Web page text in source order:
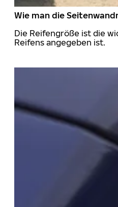
Wie man die
Die Reifengröße ist die
Reifens angegeben ist.